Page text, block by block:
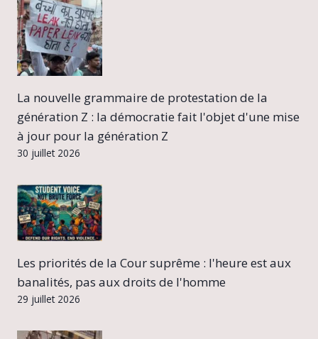
La nouvelle grammaire de protestation de la
génération Z : la démocratie fait l'objet d'une mise
à jour pour la génération Z
30 juillet 2026
Les priorités de la Cour suprême : l'heure est aux
banalités, pas aux droits de l'homme
29 juillet 2026